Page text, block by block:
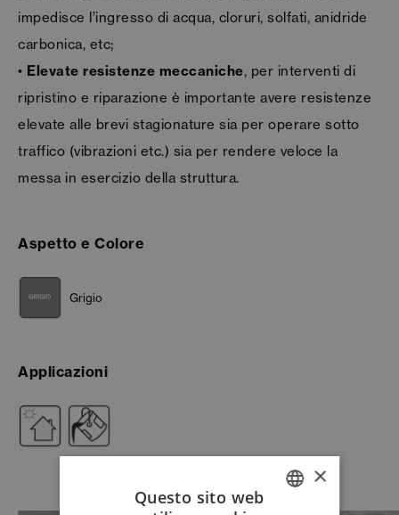
impedisce l’ingresso di acqua, cloruri, solfati, anidride
carbonica, etc;
• Elevate resistenze meccaniche, per interventi di
ripristino e riparazione è importante avere resistenze
elevate alle brevi stagionature sia per operare sotto
traffico (vibrazioni etc.) sia per rendere veloce la
messa in esercizio della struttura.
Aspetto e Colore
Grigio
Applicazioni
×
Questo sito web